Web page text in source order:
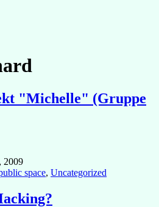
"Michelle" (Gruppe
2009
space, Uncategorized